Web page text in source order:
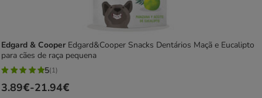
Edgard & Cooper Edgard&Cooper Snacks Dentários Maçã e Eucalipto
para cães de raça pequena
5
estrelas
5(1)
Preço
3.89€-21.94€